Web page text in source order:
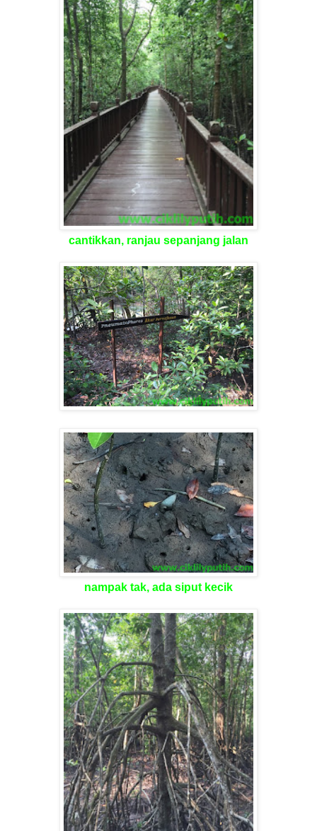
cantikkan, ranjau sepanjang jalan
nampak tak, ada siput kecik